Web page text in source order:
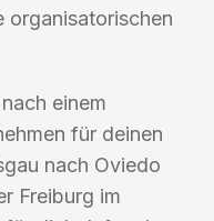
organisatorischen
einem
für deinen
nach Oviedo
Freiburg im